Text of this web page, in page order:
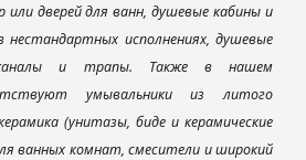
дверей для ванн, душевые кабины и
исполнениях, душевые
и трапы. Также в нашем
умывальники из литого
(унитазы, биде и керамические
ванных комнат, смесители и широкий